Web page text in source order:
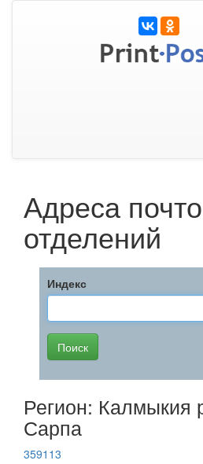
Адреса
отделений
Индекс
Регион: Калмыкия
Сарпа
359113